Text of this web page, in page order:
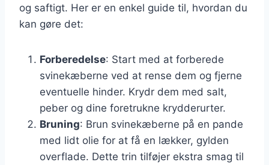
og saftigt. Her er en enkel guide til, hvordan du
kan gøre det:
Forberedelse: Start med at forberede
svinekæberne ved at rense dem og fjerne
eventuelle hinder. Krydr dem med salt,
peber og dine foretrukne krydderurter.
Bruning: Brun svinekæberne på en pande
med lidt olie for at få en lækker, gylden
overflade. Dette trin tilføjer ekstra smag til